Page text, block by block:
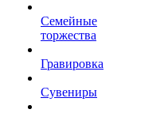
Семейные
торжества
Гравировка
Сувениры